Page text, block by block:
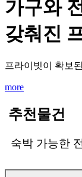
가구와
갖춰진
프라이빗이 확보
more
추천물건
숙박 가능한